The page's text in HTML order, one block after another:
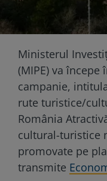
Ministerul
(MIPE) va
campanie,
rute turistice/
România
cultural-turistice
promovate pe
transmite